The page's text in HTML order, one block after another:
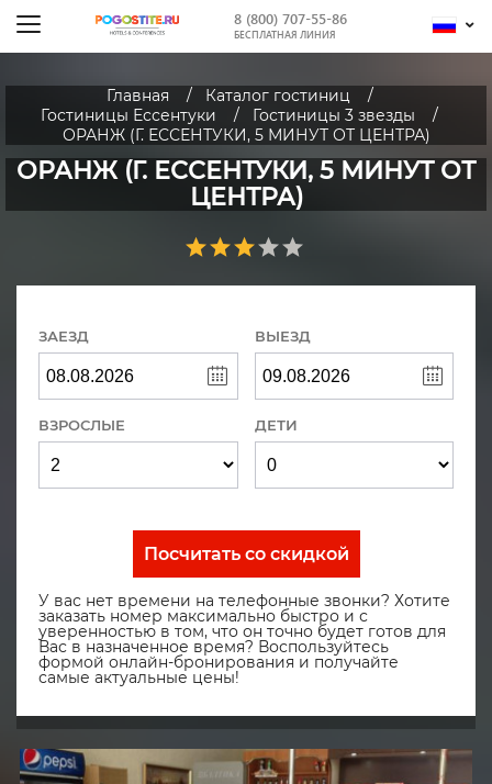
8 (800) 707-55-86
БЕСПЛАТНАЯ ЛИНИЯ
Главная
Каталог гостиниц
Гостиницы Ессентуки
Гостиницы 3 звезды
ОРАНЖ (Г. ЕССЕНТУКИ, 5 МИНУТ ОТ ЦЕНТРА)
ОРАНЖ (Г. ЕССЕНТУКИ, 5 МИНУТ ОТ
ЦЕНТРА)
ЗАЕЗД ВЫЕЗД
ВЗРОСЛЫЕ ДЕТИ
Посчитать со скидкой
У вас нет времени на телефонные звонки? Хотите
заказать номер максимально быстро и с
уверенностью в том, что он точно будет готов для
Вас в назначенное время? Воспользуйтесь
формой онлайн-бронирования и получайте
самые актуальные цены!